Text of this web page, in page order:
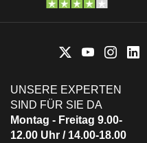
UNSERE EXPERTEN
SIND FÜR SIE DA
Montag - Freitag 9.00-
12.00 Uhr / 14.00-18.00